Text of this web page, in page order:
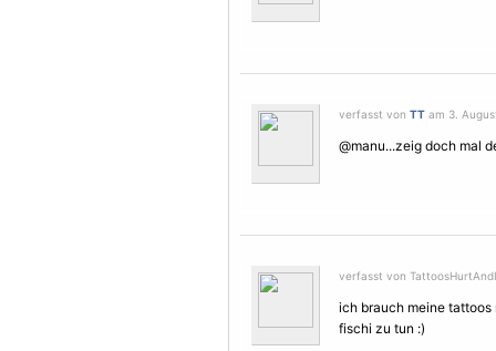
verfasst von TT am 3.
@manu...zeig doch mal
verfasst von
ich brauch meine
fischi zu tun :)